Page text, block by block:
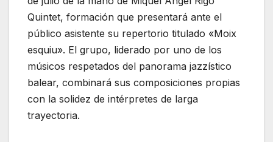
Quintet, formación que presentará ante el
público asistente su repertorio titulado «Moix
esquiu». El grupo, liderado por uno de los
músicos respetados del panorama jazzístico
balear, combinará sus composiciones propias
con la solidez de intérpretes de larga
trayectoria.